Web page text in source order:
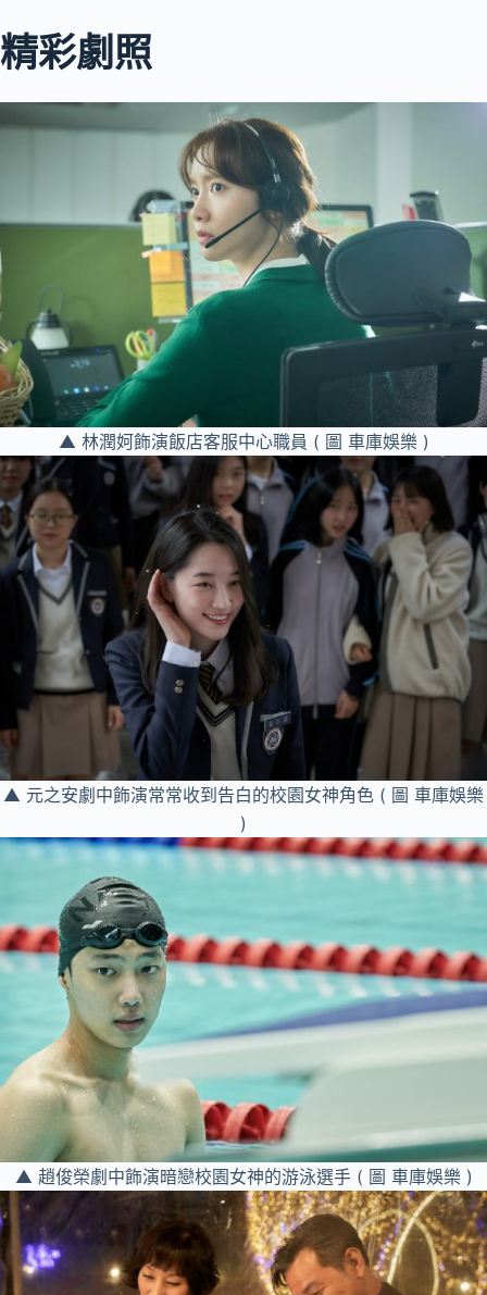
精彩劇照
▲ 林潤妸飾演飯店客服中心職員 ( 圖 車庫娛樂 )
▲ 元之安劇中飾演常常收到告白的校園女神角色 ( 圖 車庫娛樂
)
▲ 趙俊榮劇中飾演暗戀校園女神的游泳選手 ( 圖 車庫娛樂 )